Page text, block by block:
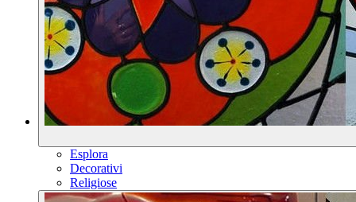
Esplora
Decorativi
Religiose